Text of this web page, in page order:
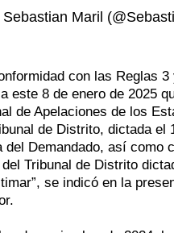
Maril
con las Reglas
este 8 de enero de 2025
de Apelaciones de los
de Distrito, dictada el
del Demandado, así como
Tribunal de Distrito
se indicó en la